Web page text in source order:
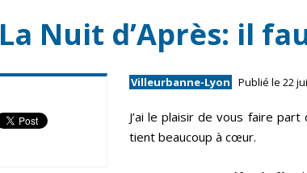
La Nuit d’Après: il
Villeurbanne-Lyon Publié le 22
J’ai le plaisir de vous faire
tient beaucoup à cœur.